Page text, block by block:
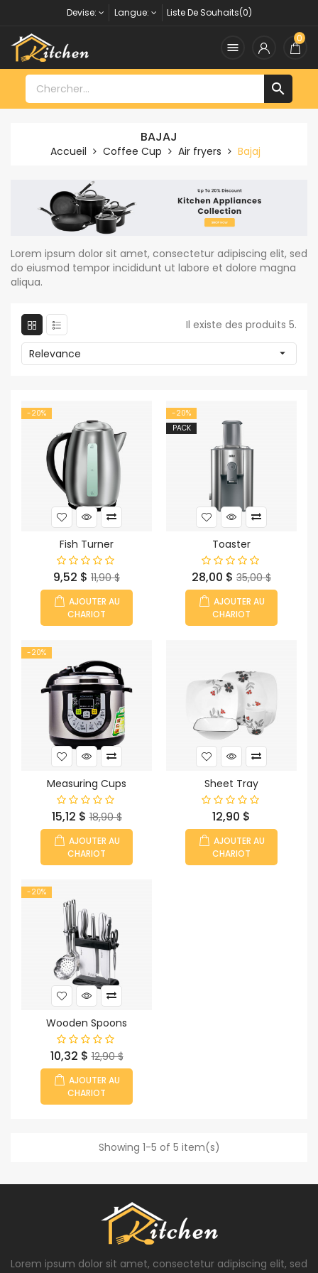
Devise: Langue: Liste De Souhaits(0)

0

BAJAJ
Accueil Coffee Cup Air fryers Bajaj
Lorem ipsum dolor sit amet, consectetur adipiscing elit, sed
do eiusmod tempor incididunt ut labore et dolore magna
aliqua.
Il existe des produits 5.
Relevance 
-20%
Fish Turner
Prix
9,52 $ Prix
​​
habituel
11,90 $
AJOUTER AU
CHARIOT
-20%
PACK
Toaster
Prix
28,00 $ Prix
​​
habituel
35,00 $
AJOUTER AU
CHARIOT
-20%
Measuring Cups
Prix
15,12 $ Prix
habituel
18,90 $
AJOUTER AU
CHARIOT
Sheet Tray
Prix
12,90 $
AJOUTER AU
CHARIOT
-20%
Wooden Spoons
Prix
10,32 $ Prix
habituel
12,90 $
AJOUTER AU
CHARIOT
Showing 1-5 of 5 item(s)
Lorem ipsum dolor sit amet, consectetur adipiscing elit, sed